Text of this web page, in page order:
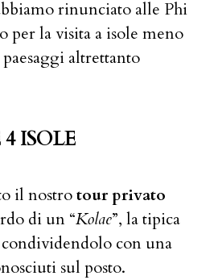
rinunciato alle Phi
per la visita a isole meno
altrettanto
ISOLE
il nostrotour privato
di un “Kolae”, la tipica
condividendolo con una
sul posto.